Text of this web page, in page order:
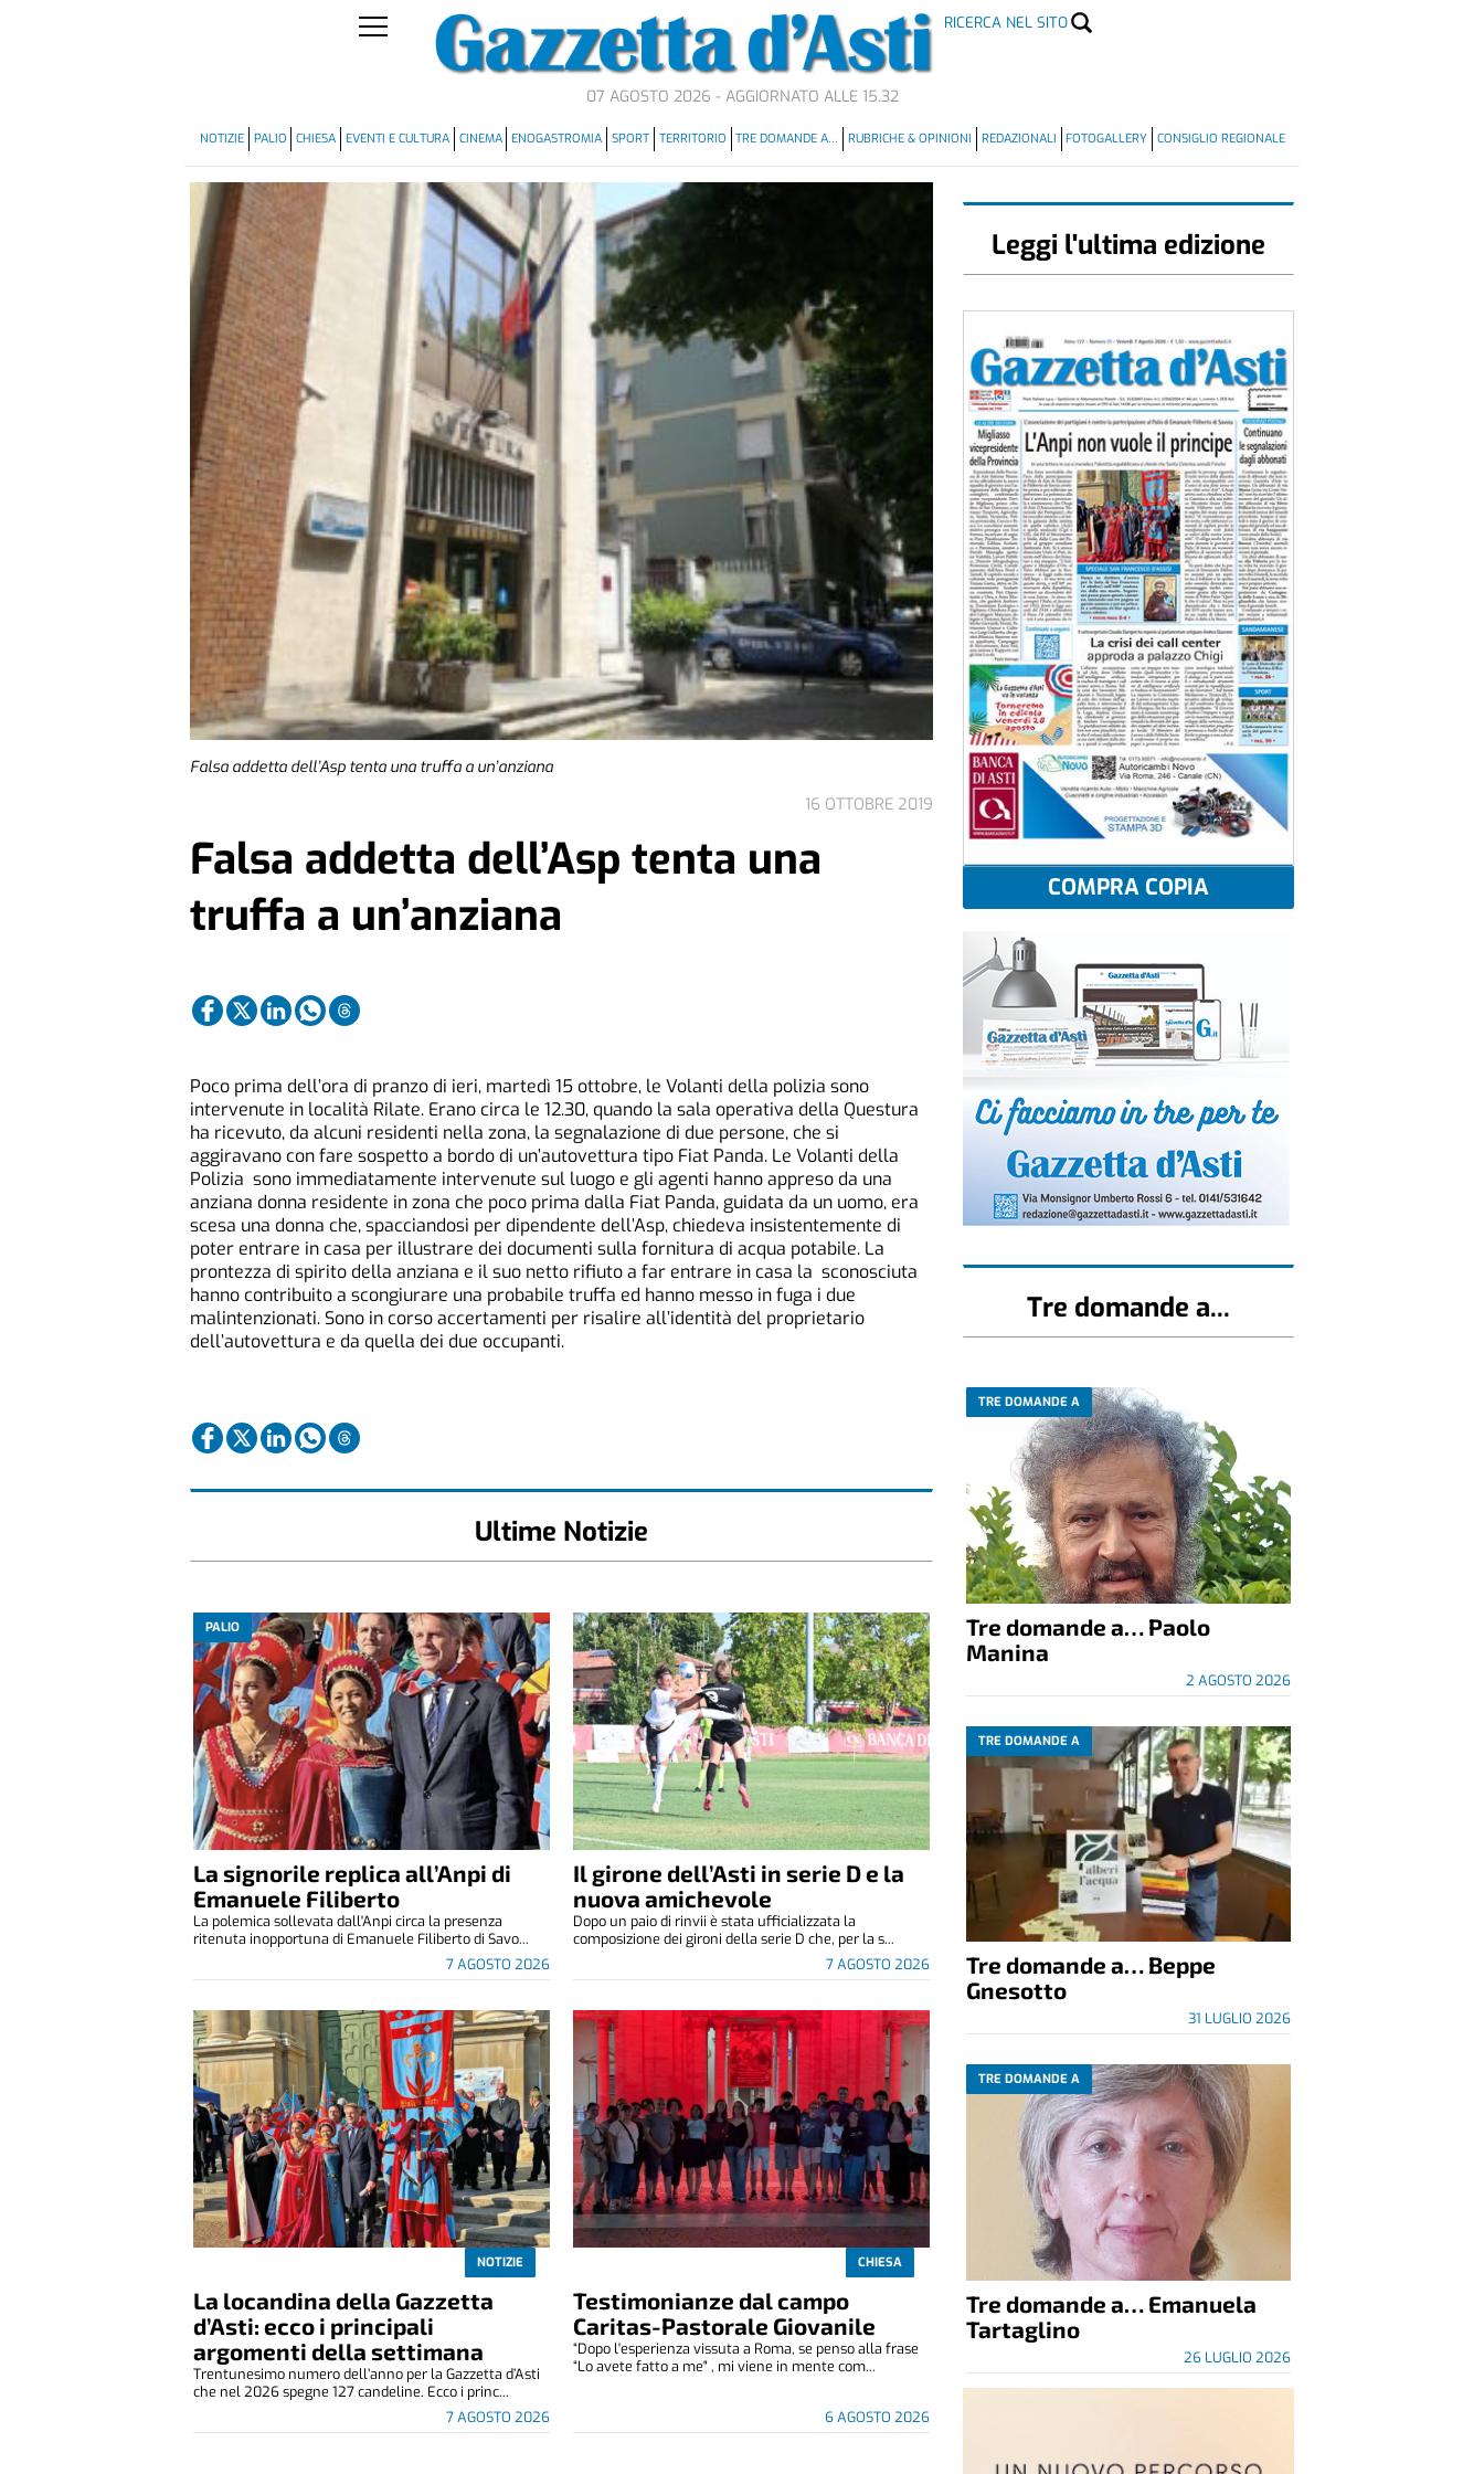
RICERCA NEL SITO
07 AGOSTO 2026 - AGGIORNATO ALLE 15.32
NOTIZIE PALIO CHIESA EVENTI E CULTURA CINEMA ENOGASTROMIA SPORT TERRITORIO TRE DOMANDE A… RUBRICHE & OPINIONI REDAZIONALI FOTOGALLERY CONSIGLIO REGIONALE
Falsa addetta dell’Asp tenta una truffa a un’anziana
16 OTTOBRE 2019
Falsa addetta dell’Asp tenta una
truffa a un’anziana
Poco prima dell’ora di pranzo di ieri, martedì 15 ottobre, le Volanti della polizia sono
intervenute in località Rilate. Erano circa le 12.30, quando la sala operativa della Questura
ha ricevuto, da alcuni residenti nella zona, la segnalazione di due persone, che si
aggiravano con fare sospetto a bordo di un’autovettura tipo Fiat Panda. Le Volanti della
Polizia sono immediatamente intervenute sul luogo e gli agenti hanno appreso da una
anziana donna residente in zona che poco prima dalla Fiat Panda, guidata da un uomo, era
scesa una donna che, spacciandosi per dipendente dell’Asp, chiedeva insistentemente di
poter entrare in casa per illustrare dei documenti sulla fornitura di acqua potabile. La
prontezza di spirito della anziana e il suo netto rifiuto a far entrare in casa la sconosciuta
hanno contribuito a scongiurare una probabile truffa ed hanno messo in fuga i due
malintenzionati. Sono in corso accertamenti per risalire all’identità del proprietario
dell’autovettura e da quella dei due occupanti.
Ultime Notizie
PALIO
La signorile replica all’Anpi di
Emanuele Filiberto
7 AGOSTO 2026
La polemica sollevata dall'Anpi circa la presenza
ritenuta inopportuna di Emanuele Filiberto di Savo...
Il girone dell’Asti in serie D e la
nuova amichevole
7 AGOSTO 2026
Dopo un paio di rinvii è stata ufficializzata la
composizione dei gironi della serie D che, per la s...
NOTIZIE
La locandina della Gazzetta
d’Asti: ecco i principali
argomenti della settimana
7 AGOSTO 2026
Trentunesimo numero dell’anno per la Gazzetta d’Asti
che nel 2026 spegne 127 candeline. Ecco i princ...
CHIESA
Testimonianze dal campo
Caritas-Pastorale Giovanile
6 AGOSTO 2026
“Dopo l'esperienza vissuta a Roma, se penso alla frase
“Lo avete fatto a me" , mi viene in mente com...
Leggi l'ultima edizione
COMPRA COPIA
Tre domande a...
TRE DOMANDE A
Tre domande a… Paolo
Manina
2 AGOSTO 2026
TRE DOMANDE A
Tre domande a… Beppe
Gnesotto
31 LUGLIO 2026
TRE DOMANDE A
Tre domande a… Emanuela
Tartaglino
26 LUGLIO 2026